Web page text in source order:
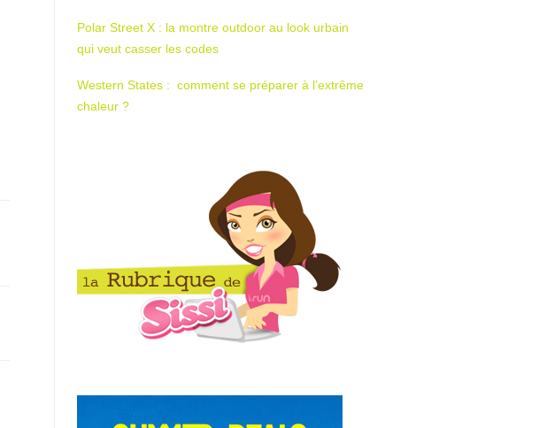
Polar Street X : la montre outdoor au look urbain
qui veut casser les codes
Western States : comment se préparer à l’extrême
chaleur ?